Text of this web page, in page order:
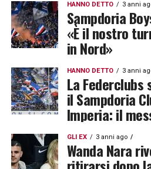
HANNO DETTO 3 anni
Sampdoria
«È il nostro
in Nord»
HANNO DETTO 3 anni
La
il Sampdoria
Imperia: il
GLI EX 3 anni ago
Wanda Nara